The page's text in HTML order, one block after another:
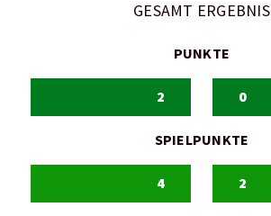
GESAMT ERGEBNIS
PUNKTE
2 0
SPIELPUNKTE
4 2